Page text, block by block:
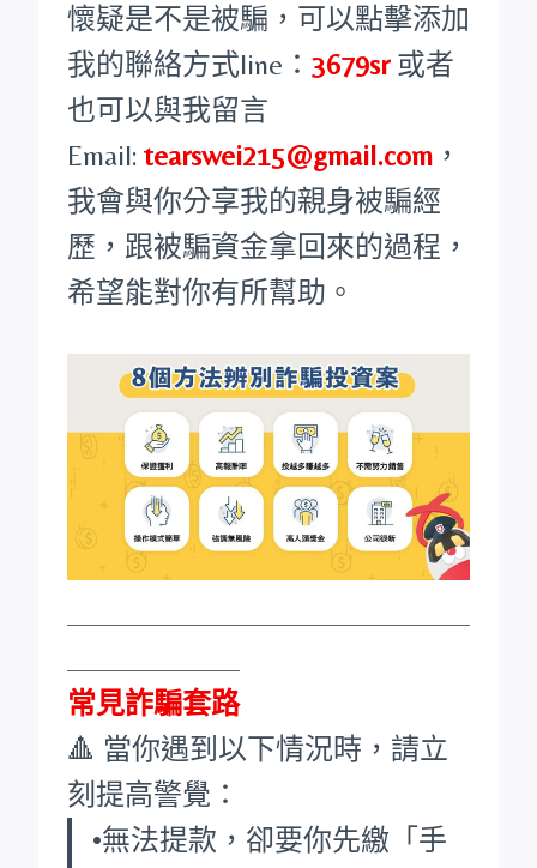
懷疑是不是被騙，可以點擊添加
我的聯絡方式line： 3679sr 或者
也可以與我留言
Email: tearswei215@gmail.com ，
我會與你分享我的親身被騙經
歷，跟被騙資金拿回來的過程，
希望能對你有所幫助。
常見詐騙套路
🔺 當你遇到以下情況時，請立
刻提高警覺：
•無法提款，卻要你先繳「手